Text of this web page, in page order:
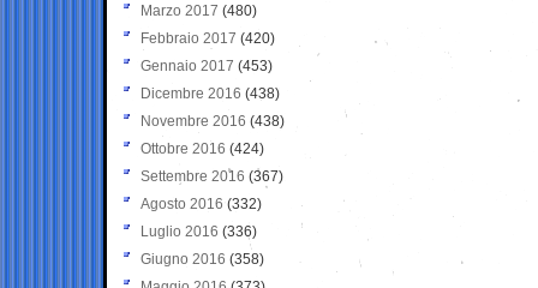
Marzo 2017 (480)
Febbraio 2017 (420)
Gennaio 2017 (453)
Dicembre 2016 (438)
Novembre 2016 (438)
Ottobre 2016 (424)
Settembre 2016 (367)
Agosto 2016 (332)
Luglio 2016 (336)
Giugno 2016 (358)